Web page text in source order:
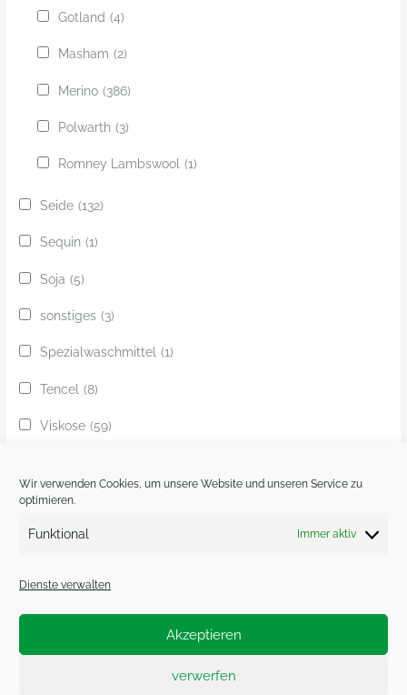
Wir verwenden Cookies, um unsere Website und unseren Service zu
optimieren.
Funktional Immer aktiv
Dienste verwalten
Akzeptieren
verwerfen
Gotland (4)
Masham (2)
Merino (386)
Polwarth (3)
Romney Lambswool (1)
Seide (132)
Sequin (1)
Soja (5)
sonstiges (3)
Spezialwaschmittel (1)
Tencel (8)
Viskose (59)
Ziege
Zobel (1)